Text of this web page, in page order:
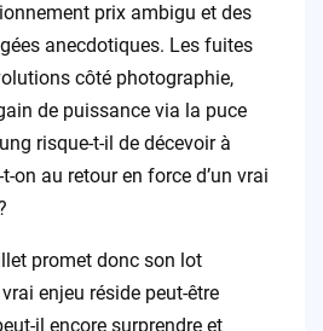
prix ambigu et des
anecdotiques. Les fuites
côté photographie,
de puissance via la puce
risque-t-il de décevoir à
on au retour en force d’un vrai
promet donc son lot
enjeu réside peut-être
il encore surprendre et